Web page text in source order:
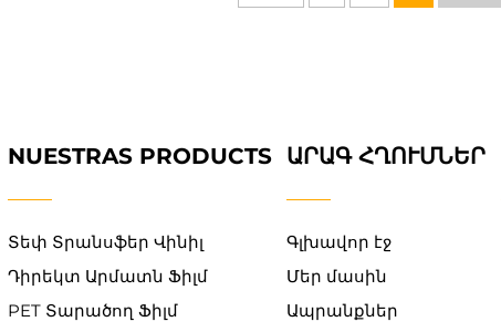
NUESTRAS PRODUCTS
Տեփ Տրանսֆեր Վինիլ
Դիրեկտ Արմատն Ֆիլմ
PET Տարածող Ֆիլմ
ԱՐԱԳ ՀՂՈՒՄՆԵՐ
Գլխավոր էջ
Մեր մասին
Ապրանքներ